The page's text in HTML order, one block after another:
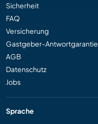
Sicherheit
FAQ
Versicherung
Gastgeber-Antwortgarantie
AGB
Datenschutz
Jobs
Sprache